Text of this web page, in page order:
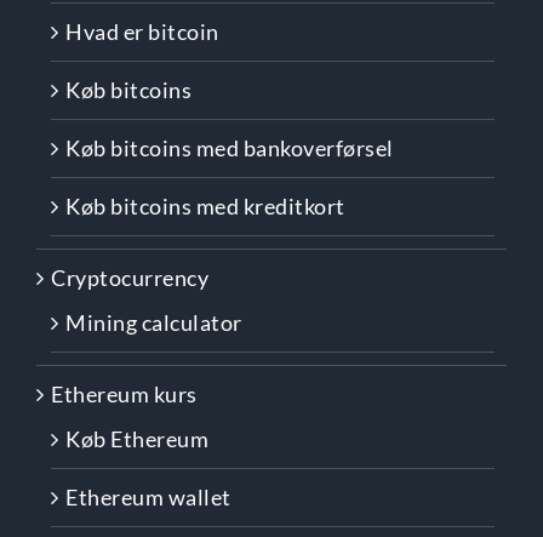
Hvad er bitcoin
Køb bitcoins
Køb bitcoins med bankoverførsel
Køb bitcoins med kreditkort
Cryptocurrency
Mining calculator
Ethereum kurs
Køb Ethereum
Ethereum wallet